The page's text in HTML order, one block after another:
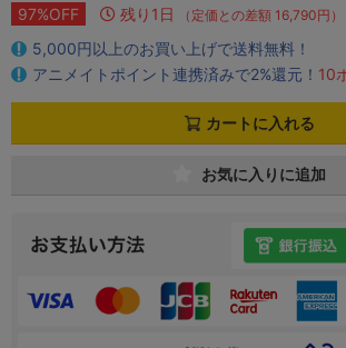
97%OFF 残り1日 （定価との差額 16,790円）
5,000円以上のお買い上げで送料無料！
アニメイトポイント連携済みで2%還元！ 10
カートに入れる
お気に入りに追加